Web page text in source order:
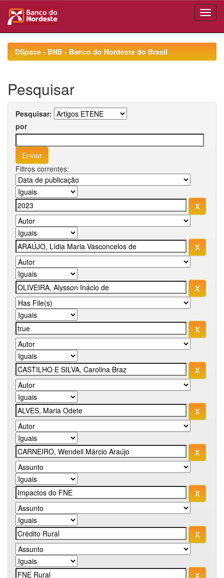
navigationDSpace - BNB - Banco do Nordeste do Brasil
Pesquisar
Pesquisar:
por
Filtros correntes: